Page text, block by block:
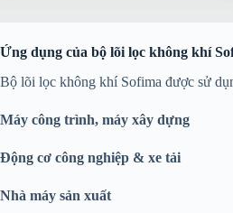
Ứng dụng của bộ lõi lọc không khí
Bộ lõi lọc không khí Sofima được sử
Máy công trình, máy xây dựng
Động cơ công nghiệp & xe tải
Nhà máy sản xuất